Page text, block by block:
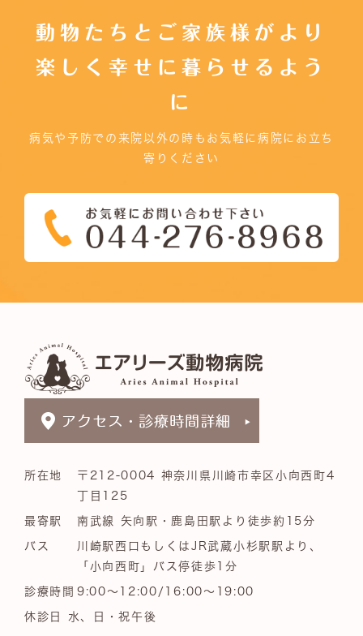
動物たちとご家族様がより
楽しく幸せに暮らせるよう
に
病気や予防での来院以外の時もお気軽に病院にお立ち
寄りください
所在地
〒212-0004 神奈川県川崎市幸区小向西町4
丁目125
最寄駅 南武線 矢向駅・鹿島田駅より徒歩約15分
バス
川崎駅西口もしくはJR武蔵小杉駅駅より、
「小向西町」バス停徒歩1分
診療時間 9:00～12:00/16:00～19:00
休診日 水、日・祝午後